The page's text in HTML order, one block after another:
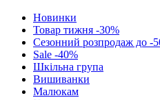
Новинки
Товар тижня -30%
Сезонний розпродаж до -
Sale -40%
Шкільна група
Вишиванки
Малюкам